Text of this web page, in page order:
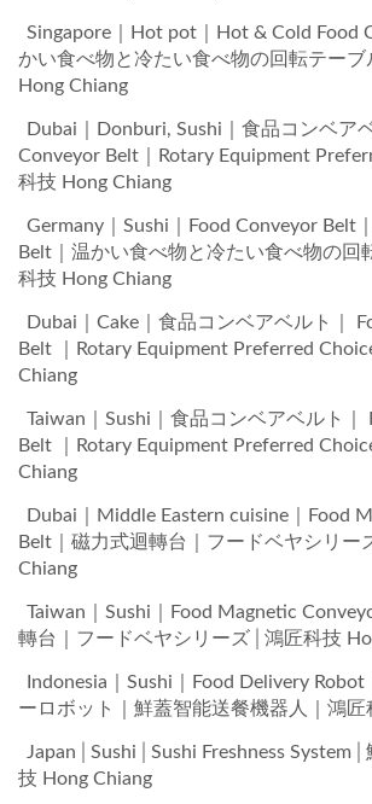
Singapore｜Hot pot｜Hot & Cold Food
かい食べ物と冷たい食べ物の回転テー
Hong Chiang
Dubai｜Donburi, Sushi｜食品コンベア
Conveyor Belt｜Rotary Equipment
科技 Hong Chiang
Germany｜Sushi｜Food Conveyor Belt
Belt｜温かい食べ物と冷たい食べ物の回
科技 Hong Chiang
Dubai｜Cake｜食品コンベアベルト｜
Belt ｜Rotary Equipment Preferred
Chiang
Taiwan｜Sushi｜食品コンベアベルト｜
Belt ｜Rotary Equipment Preferred
Chiang
Dubai｜Middle Eastern cuisine｜Food
Belt｜磁力式迴轉台｜フードベヤシリー
Chiang
Taiwan｜Sushi｜Food Magnetic
轉台｜フードベヤシリーズ│鴻匠科技
Indonesia｜Sushi｜Food Delivery Robot
ーロボット｜鮮蓋智能送餐機器人｜鴻匠
Japan│Sushi│Sushi Freshness
技 Hong Chiang